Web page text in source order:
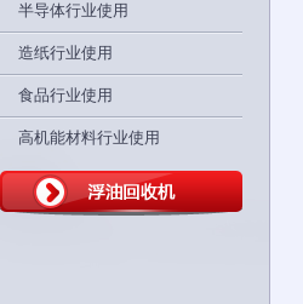
半导体行业使用
造纸行业使用
食品行业使用
高机能材料行业使用